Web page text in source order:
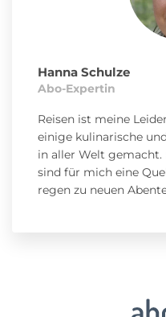
Hanna Schulze
Abo-Expertin
Reisen ist meine
einige kulinarische
in aller Welt gemacht.
sind für mich eine
regen zu neuen